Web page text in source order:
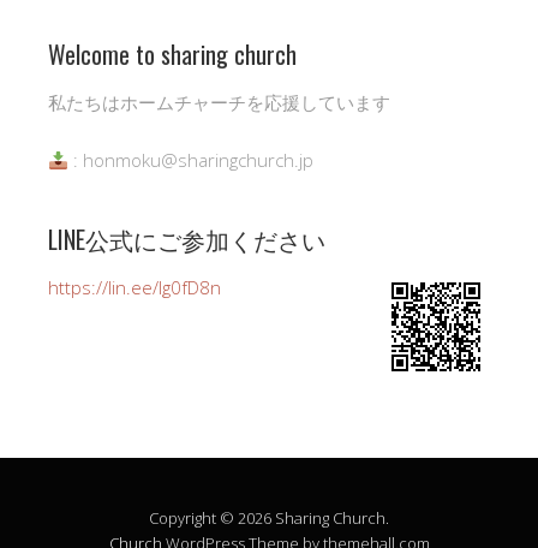
Welcome to sharing church
私たちはホームチャーチを応援しています
: honmoku@sharingchurch.jp
LINE公式にご参加ください
https://lin.ee/Ig0fD8n
Copyright © 2026 Sharing Church.
Church WordPress Theme by themehall.com